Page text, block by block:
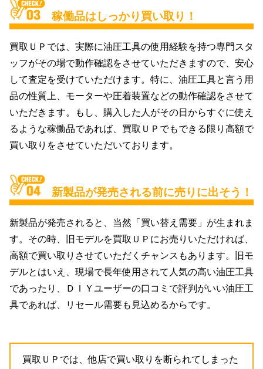
稼働品はしっかり買い取り！
買取ＵＰでは、実際に油圧工具の使用経験を持つ専門スタ
ッフがその場で動作確認をさせていただきますので、安心
して査定を受けていただけます。特に、油圧工具と言う用
品の性質上、モーターや圧着装置などの動作確認をさせて
いただきます。もし、購入した人がその日からすぐに使え
るような稼働品であれば、買取ＵＰでもできる限り高額で
買い取りをさせていただいております。
新製品が発売される前に売りに出そう！
新製品が発売されると、当然「買い替え需要」が生まれま
す。その時、旧モデルを買取ＵＰにお売りいただければ、
高額で買い取りさせていただくチャンスもあります。旧モ
デルとはいえ、現場で長年使用されて人気の高い油圧工具
であったり、ＤＩＹユーザーの口コミで評判がいい油圧工
具であれば、リセール需要も見込めるからです。
買取ＵＰでは、他店で買い取りを断られてしまった